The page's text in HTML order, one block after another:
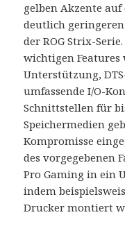
gelben Akzente
deutlich
der ROG Strix-
wichtigen Features
Unterstützung,
umfassende I/O-
Schnittstellen für
Speichermedien
Kompromisse
des vorgegebenen
Pro Gaming in ein
indem
Drucker montiert